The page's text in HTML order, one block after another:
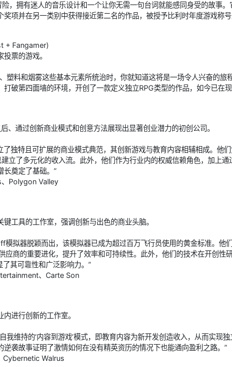
，拥有迷人的音乐设计和一个让你无需一句台词就能感同身受的故事
奖项并在另一类别中获得接近第二名的作品，被授予比利时年度游戏称
+ Fangamer)
票的游戏。
塑料和烟雾这些基本元素所统治时，你就知道这将是一场令人兴奋的旅
破第四面墙的环境，开创了一款定义独立RPG类型的作品，如今已在
、通过创新商业模式和创意方法展现出显著创业潜力的初创公司。
了独特且可扩展的商业模式典范，其创新游戏与教育内容相辅相成。他
立了多元化的收入流。此外，他们作为行业内的权威信赖角色，加上
长奠定了基础。”
Polygon Valley
工具的工作室，强调创新与出色的商业头脑。
拟器脱颖而出，该模拟器已成为超过百万飞行员使用的黄金标准。
应商的重要进化，提升了效率和可持续性。此外，他们的技术在开创性
其可靠性和广泛影响力。”
、Carte Son
进行创新的工作室。
我维持的‘内容到游戏’模式，即教育内容为新开发创造收入，从而实现
逆袭故事证明了激情如何在没有精英资历的情况下也能通向盈利之路。”
Cybernetic Walrus